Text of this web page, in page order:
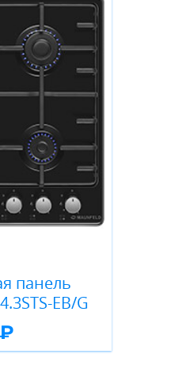
панель
EB/G